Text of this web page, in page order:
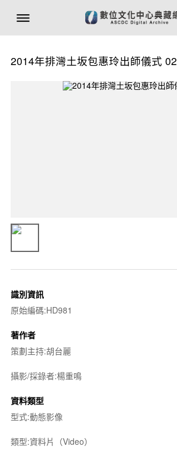
2014年排灣土坂包惠玲出師儀式 02
識別資訊
原始編碼:HD981
著作者
策劃主持:胡台麗
攝影/採錄者:楊重鳴
資料類型
型式:動態影像
類型:資料片（Video）